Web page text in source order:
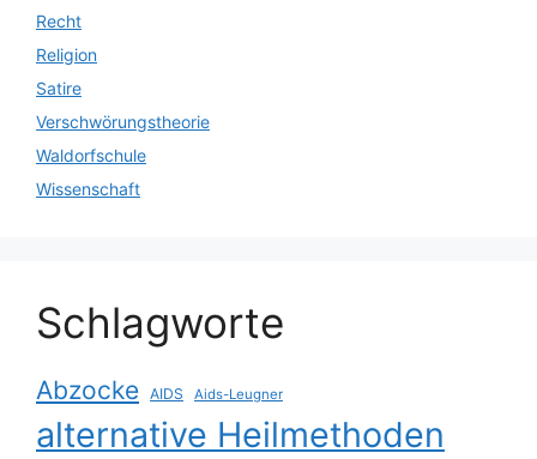
Recht
Religion
Satire
Verschwörungstheorie
Waldorfschule
Wissenschaft
Schlagworte
Abzocke AIDS Aids-Leugner
alternative Heilmethoden